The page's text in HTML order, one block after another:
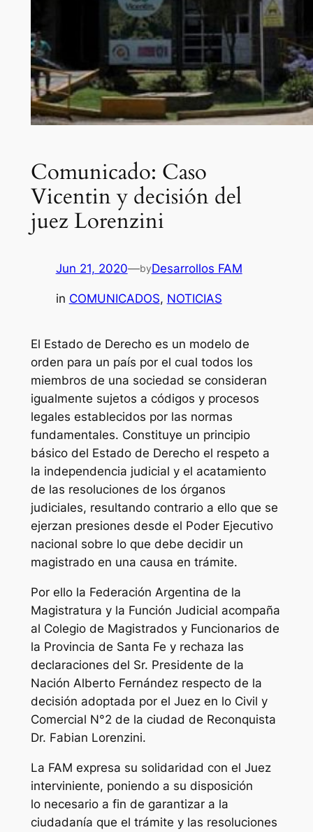
Comunicado: Caso
Vicentin y decisión del
juez Lorenzini
Jun 21, 2020—byDesarrollos FAM
in COMUNICADOS, NOTICIAS
El Estado de Derecho es un modelo de
orden para un país por el cual todos los
miembros de una sociedad se consideran
igualmente sujetos a códigos y procesos
legales establecidos por las normas
fundamentales. Constituye un principio
básico del Estado de Derecho el respeto a
la independencia judicial y el acatamiento
de las resoluciones de los órganos
judiciales, resultando contrario a ello que se
ejerzan presiones desde el Poder Ejecutivo
nacional sobre lo que debe decidir un
magistrado en una causa en trámite.
Por ello la Federación Argentina de la
Magistratura y la Función Judicial acompaña
al Colegio de Magistrados y Funcionarios de
la Provincia de Santa Fe y rechaza las
declaraciones del Sr. Presidente de la
Nación Alberto Fernández respecto de la
decisión adoptada por el Juez en lo Civil y
Comercial N°2 de la ciudad de Reconquista
Dr. Fabian Lorenzini.
La FAM expresa su solidaridad con el Juez
interviniente, poniendo a su disposición
lo necesario a fin de garantizar a la
ciudadanía que el trámite y las resoluciones